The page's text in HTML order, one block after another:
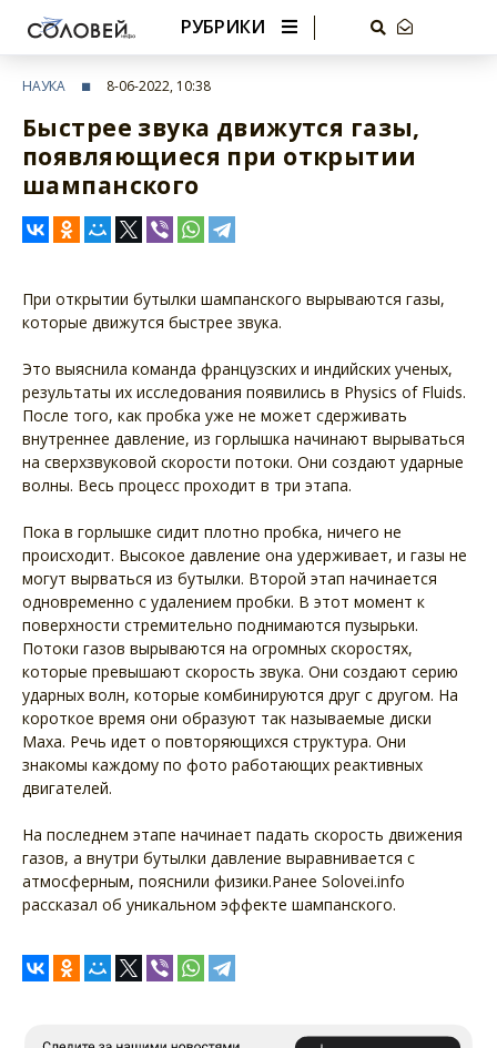
РУБРИКИ
НАУКА 8-06-2022, 10:38
Быстрее звука движутся газы,
появляющиеся при открытии
шампанского
При открытии бутылки шампанского вырываются газы,
которые движутся быстрее звука.
Это выяснила команда французских и индийских ученых,
результаты их исследования появились в Physics of Fluids.
После того, как пробка уже не может сдерживать
внутреннее давление, из горлышка начинают вырываться
на сверхзвуковой скорости потоки. Они создают ударные
волны. Весь процесс проходит в три этапа.
Пока в горлышке сидит плотно пробка, ничего не
происходит. Высокое давление она удерживает, и газы не
могут вырваться из бутылки. Второй этап начинается
одновременно с удалением пробки. В этот момент к
поверхности стремительно поднимаются пузырьки.
Потоки газов вырываются на огромных скоростях,
которые превышают скорость звука. Они создают серию
ударных волн, которые комбинируются друг с другом. На
короткое время они образуют так называемые диски
Маха. Речь идет о повторяющихся структура. Они
знакомы каждому по фото работающих реактивных
двигателей.
На последнем этапе начинает падать скорость движения
газов, а внутри бутылки давление выравнивается с
атмосферным, пояснили физики.Ранее Solovei.info
рассказал об уникальном эффекте шампанского.